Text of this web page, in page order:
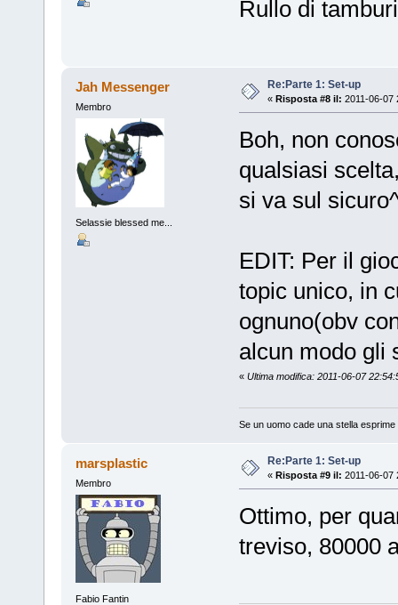
Rullo di
Jah Messenger
Membro
Selassie blessed me...
Re:Parte 1: Set-up
« Risposta #8 il: 2011-06-07
Boh, non
qualsiasi
si va sul
EDIT: Per il
topic unico, in
ognuno(obv
alcun modo gli
« Ultima modifica: 2011-06-07
Se un uomo cade una stella esprime
marsplastic
Membro
Fabio Fantin
Re:Parte 1: Set-up
« Risposta #9 il: 2011-06-07
Ottimo, per
treviso, 80000